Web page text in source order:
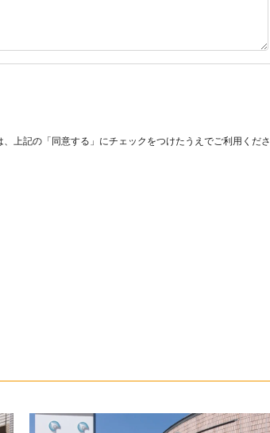
上記の「同意する」にチェックをつけたうえでご利用くださ